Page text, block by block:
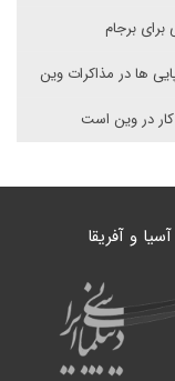
برجام
ها در مذاکرات وین
در وین است
آسیا و آفریقا